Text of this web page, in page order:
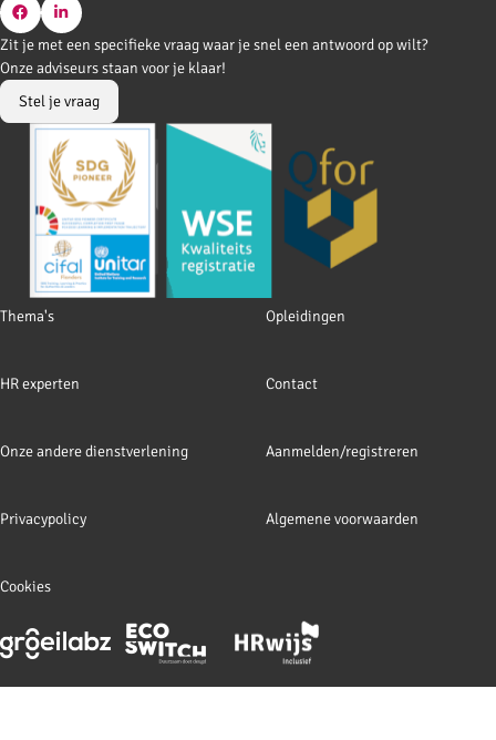
Go
to
Facebook
Go
to
LinkedIn
Footer
Thema's Opleidingen
HR experten Contact
Onze andere dienstverlening Aanmelden/registreren
Privacypolicy Algemene voorwaarden
Cookies
Zit je met een specifieke vraag waar je snel een antwoord op wilt?
Onze adviseurs staan voor je klaar!
Stel je vraag